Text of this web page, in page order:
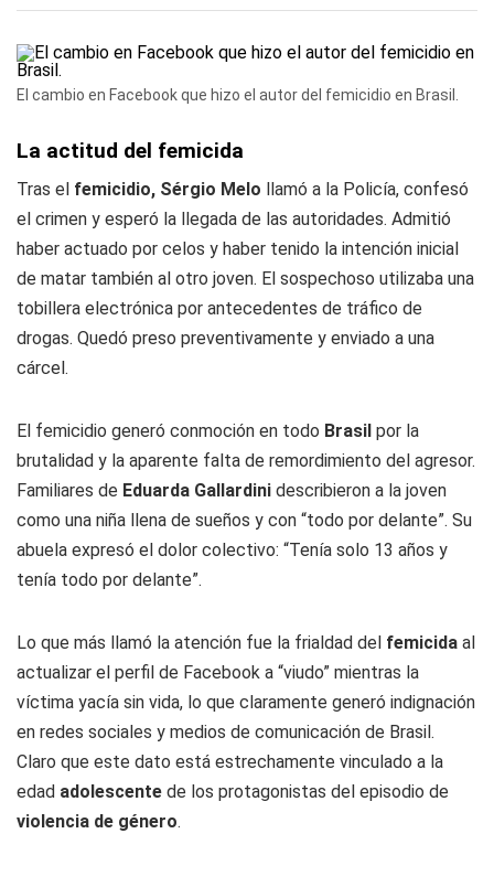
El cambio en Facebook que hizo el autor del femicidio en Brasil.
La actitud del femicida
Tras el femicidio, Sérgio Melo llamó a la Policía, confesó
el crimen y esperó la llegada de las autoridades. Admitió
haber actuado por celos y haber tenido la intención inicial
de matar también al otro joven. El sospechoso utilizaba una
tobillera electrónica por antecedentes de tráfico de
drogas. Quedó preso preventivamente y enviado a una
cárcel.
El femicidio generó conmoción en todo Brasil por la
brutalidad y la aparente falta de remordimiento del agresor.
Familiares de Eduarda Gallardini describieron a la joven
como una niña llena de sueños y con “todo por delante”. Su
abuela expresó el dolor colectivo: “Tenía solo 13 años y
tenía todo por delante”.
Lo que más llamó la atención fue la frialdad del femicida al
actualizar el perfil de Facebook a “viudo” mientras la
víctima yacía sin vida, lo que claramente generó indignación
en redes sociales y medios de comunicación de Brasil.
Claro que este dato está estrechamente vinculado a la
edad adolescente de los protagonistas del episodio de
violencia de género.